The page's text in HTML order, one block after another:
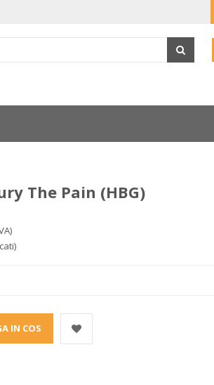
The Pain (HBG)